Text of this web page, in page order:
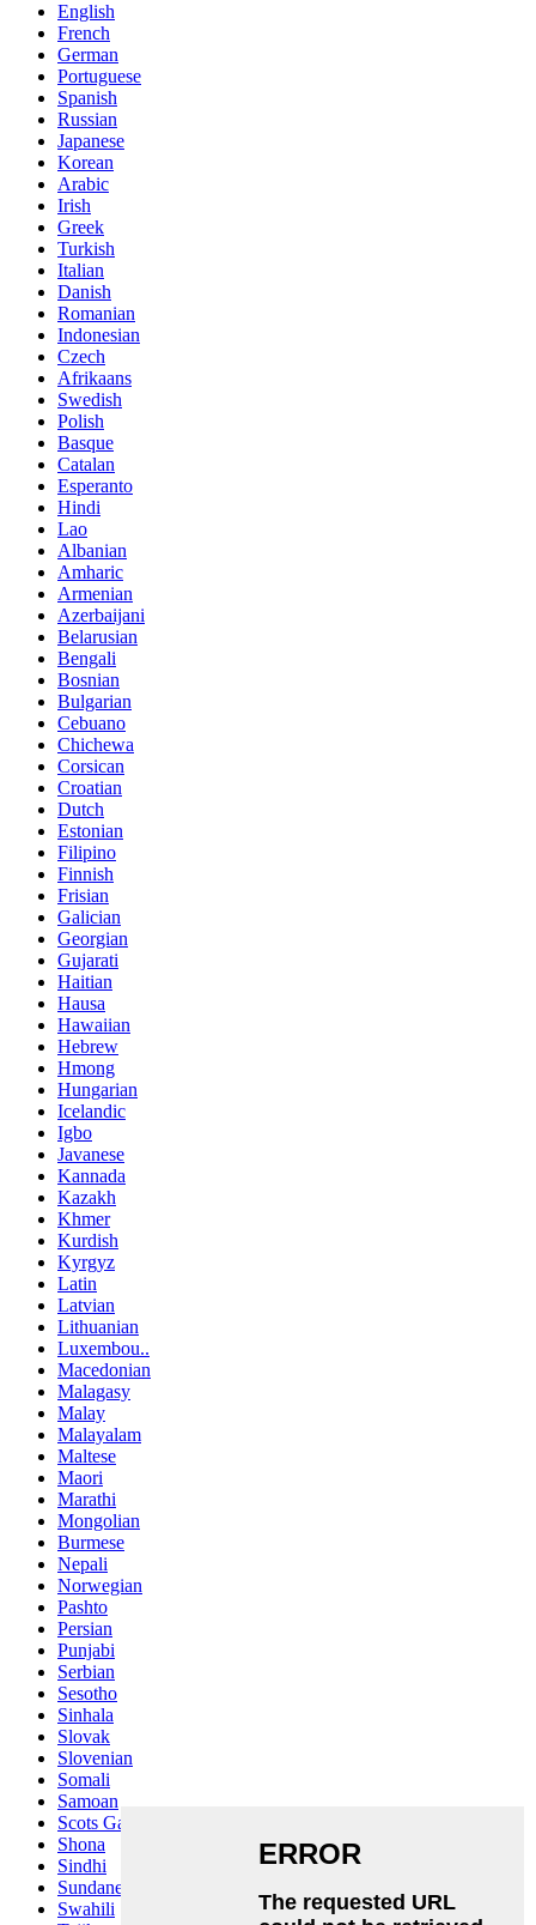
English
French
German
Portuguese
Spanish
Russian
Japanese
Korean
Arabic
Irish
Greek
Turkish
Italian
Danish
Romanian
Indonesian
Czech
Afrikaans
Swedish
Polish
Basque
Catalan
Esperanto
Hindi
Lao
Albanian
Amharic
Armenian
Azerbaijani
Belarusian
Bengali
Bosnian
Bulgarian
Cebuano
Chichewa
Corsican
Croatian
Dutch
Estonian
Filipino
Finnish
Frisian
Galician
Georgian
Gujarati
Haitian
Hausa
Hawaiian
Hebrew
Hmong
Hungarian
Icelandic
Igbo
Javanese
Kannada
Kazakh
Khmer
Kurdish
Kyrgyz
Latin
Latvian
Lithuanian
Luxembou..
Macedonian
Malagasy
Malay
Malayalam
Maltese
Maori
Marathi
Mongolian
Burmese
Nepali
Norwegian
Pashto
Persian
Punjabi
Serbian
Sesotho
Sinhala
Slovak
Slovenian
Somali
Samoan
Scots Gaelic
Shona
Sindhi
Sundanese
Swahili